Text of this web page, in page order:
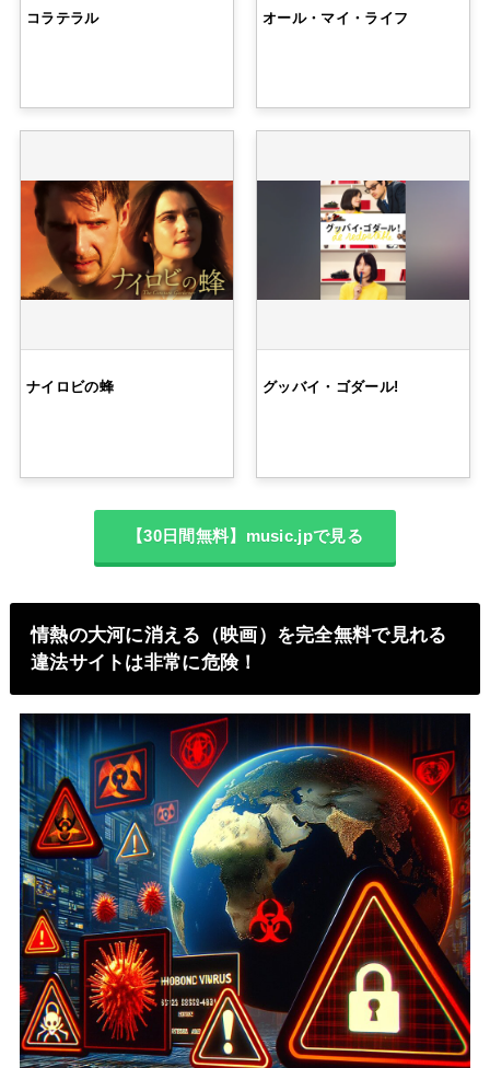
コラテラル オール・マイ・ライフ
ナイロビの蜂 グッバイ・ゴダール!
【30日間無料】music.jpで見る
情熱の大河に消える（映画）を完全無料で見れる
違法サイトは非常に危険！